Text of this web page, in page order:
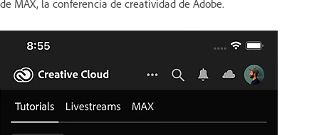
de MAX, la conferencia de creatividad de Adobe.